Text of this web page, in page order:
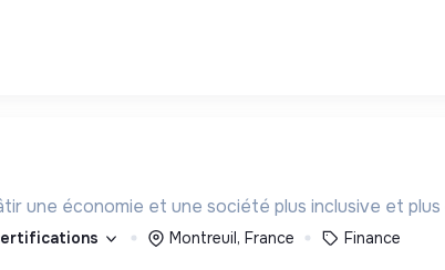
une économie et une société plus inclusive et plus
Montreuil, France Finance